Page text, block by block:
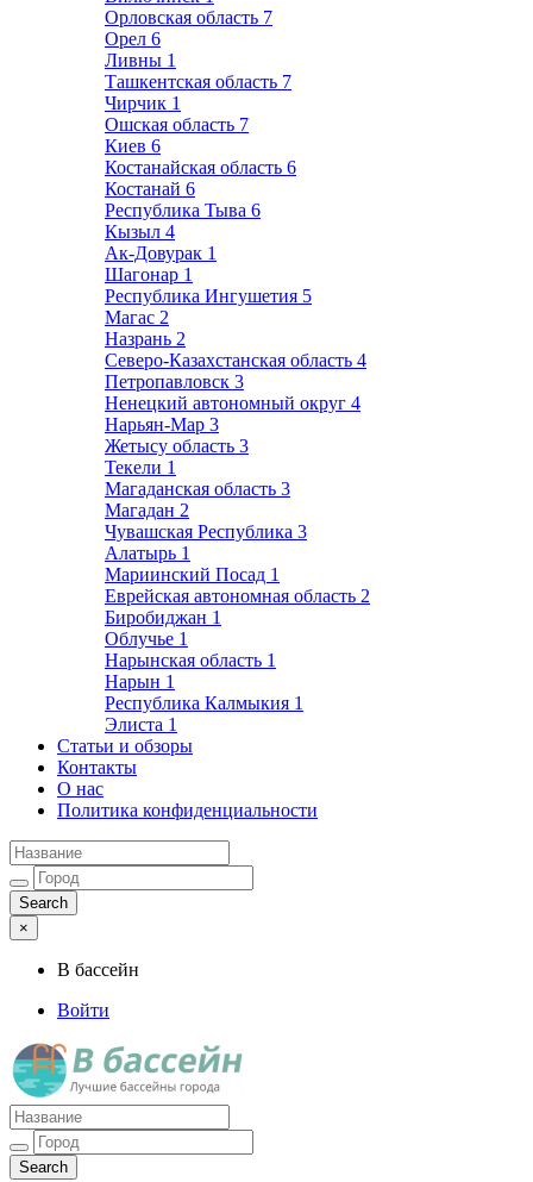
Орловская область 7
Орел 6
Ливны 1
Ташкентская область 7
Чирчик 1
Ошская область 7
Киев 6
Костанайская область 6
Костанай 6
Республика Тыва 6
Кызыл 4
Ак-Довурак 1
Шагонар 1
Республика Ингушетия 5
Магас 2
Назрань 2
Северо-Казахстанская область 4
Петропавловск 3
Ненецкий автономный округ 4
Нарьян-Мар 3
Жетысу область 3
Текели 1
Магаданская область 3
Магадан 2
Чувашская Республика 3
Алатырь 1
Мариинский Посад 1
Еврейская автономная область 2
Биробиджан 1
Облучье 1
Нарынская область 1
Нарын 1
Республика Калмыкия 1
Элиста 1
Статьи и обзоры
Контакты
О нас
Политика конфиденциальности
×
В бассейн
Войти
Лучшие бассейны города